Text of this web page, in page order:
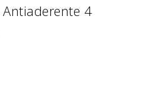
4